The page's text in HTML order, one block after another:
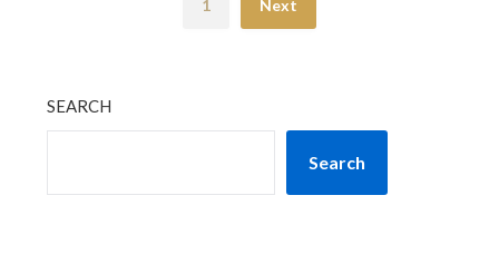
1 Next
SEARCH
Search